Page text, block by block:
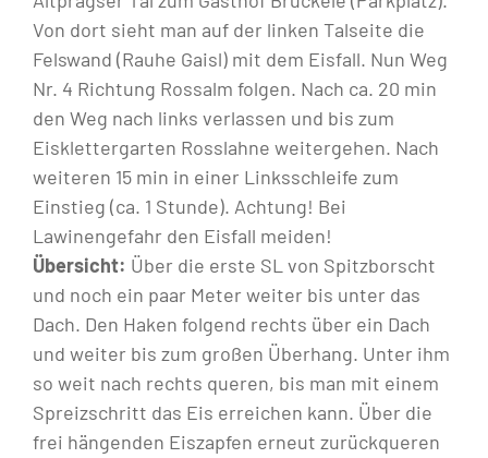
Von dort sieht man auf der linken Talseite die
Felswand (Rauhe Gaisl) mit dem Eisfall. Nun Weg
Nr. 4 Richtung Rossalm folgen. Nach ca. 20 min
den Weg nach links verlassen und bis zum
Eisklettergarten Rosslahne weitergehen. Nach
weiteren 15 min in einer Linksschleife zum
Einstieg (ca. 1 Stunde). Achtung! Bei
Lawinengefahr den Eisfall meiden!
Übersicht: Über die erste SL von Spitzborscht
und noch ein paar Meter weiter bis unter das
Dach. Den Haken folgend rechts über ein Dach
und weiter bis zum großen Überhang. Unter ihm
so weit nach rechts queren, bis man mit einem
Spreizschritt das Eis erreichen kann. Über die
frei hängenden Eiszapfen erneut zurückqueren